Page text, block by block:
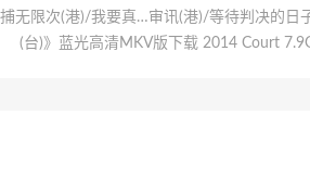
无限次(港)/我要真…审讯(港)/等待判决的日
(台)》蓝光高清MKV版下载 2014 Court